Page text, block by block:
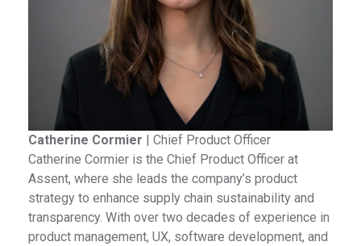
Catherine Cormier
Chief Product Officer
Catherine Cormier is the Chief Product Officer at
Assent, where she leads the company’s product
strategy to enhance supply chain sustainability and
transparency. With over two decades of experience in
product management, UX, software development, and